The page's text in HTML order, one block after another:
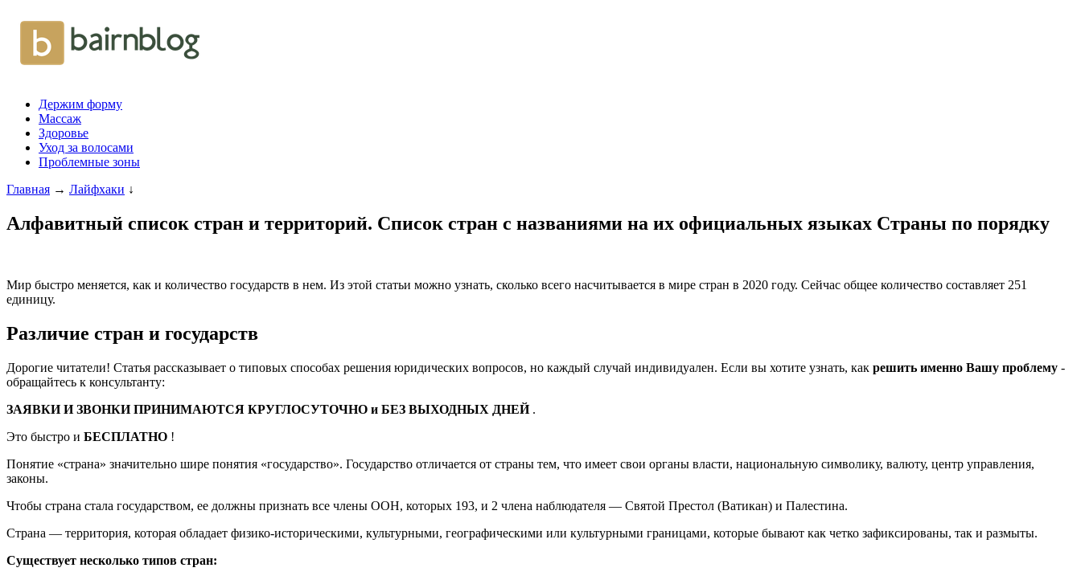
Держим форму
Массаж
Здоровье
Уход за волосами
Проблемные зоны
Главная → Лайфхаки ↓
Алфавитный список стран и территорий. Список стран с названиями на их официальных языках Страны по порядку
Мир быстро меняется, как и количество государств в нем. Из этой статьи можно узнать, сколько всего насчитывается в мире стран в 2020 году. Сейчас общее количество составляет 251
единицу.
Различие стран и государств
Дорогие читатели! Статья рассказывает о типовых способах решения юридических вопросов, но каждый случай индивидуален. Если вы хотите узнать, как решить именно Вашу проблему -
обращайтесь к консультанту:
ЗАЯВКИ И ЗВОНКИ ПРИНИМАЮТСЯ КРУГЛОСУТОЧНО и БЕЗ ВЫХОДНЫХ ДНЕЙ .
Это быстро и БЕСПЛАТНО !
Понятие «страна» значительно шире понятия «государство». Государство отличается от страны тем, что имеет свои органы власти, национальную символику, валюту, центр управления,
законы.
Чтобы страна стала государством, ее должны признать все члены ООН, которых 193, и 2 члена наблюдателя — Святой Престол (Ватикан) и Палестина.
Страна — территория, которая обладает физико-историческими, культурными, географическими или культурными границами, которые бывают как четко зафиксированы, так и размыты.
Существует несколько типов стран: